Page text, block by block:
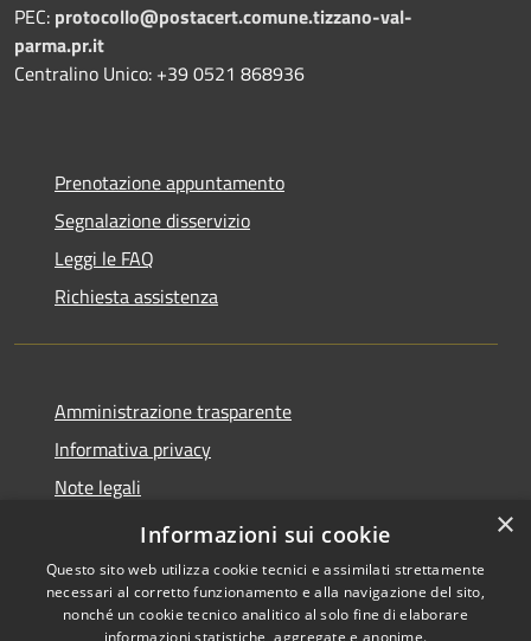
PEC: protocollo@postacert.comune.tizzano-val-
parma.pr.it
Centralino Unico: +39 0521 868936
Prenotazione appuntamento
Segnalazione disservizio
Leggi le FAQ
Richiesta assistenza
Amministrazione trasparente
Informativa privacy
Note legali
Dichiarazione di accessibilità
×
Informazioni sui cookie
Questo sito web utilizza cookie tecnici e assimilati strettamente
necessari al corretto funzionamento e alla navigazione del sito,
nonché un cookie tecnico analitico al solo fine di elaborare
informazioni statistiche, aggregate e anonime.